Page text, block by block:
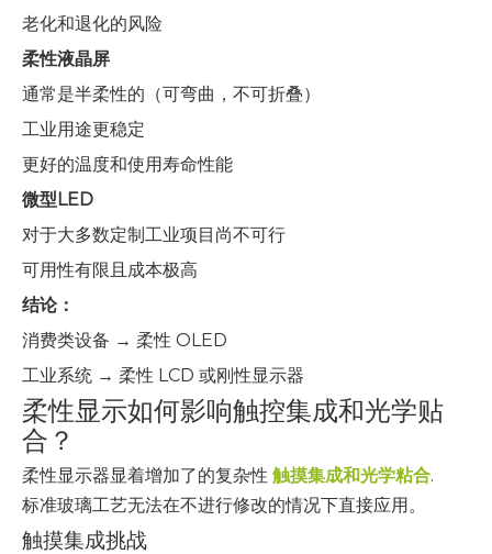
老化和退化的风险
柔性液晶屏
通常是半柔性的（可弯曲，不可折叠）
工业用途更稳定
更好的温度和使用寿命性能
微型LED
对于大多数定制工业项目尚不可行
可用性有限且成本极高
结论：
消费类设备 → 柔性 OLED
工业系统 → 柔性 LCD 或刚性显示器
柔性显示如何影响触控集成和光学贴
合？
柔性显示器显着增加了的复杂性 触摸集成和光学粘合.
标准玻璃工艺无法在不进行修改的情况下直接应用。
触摸集成挑战